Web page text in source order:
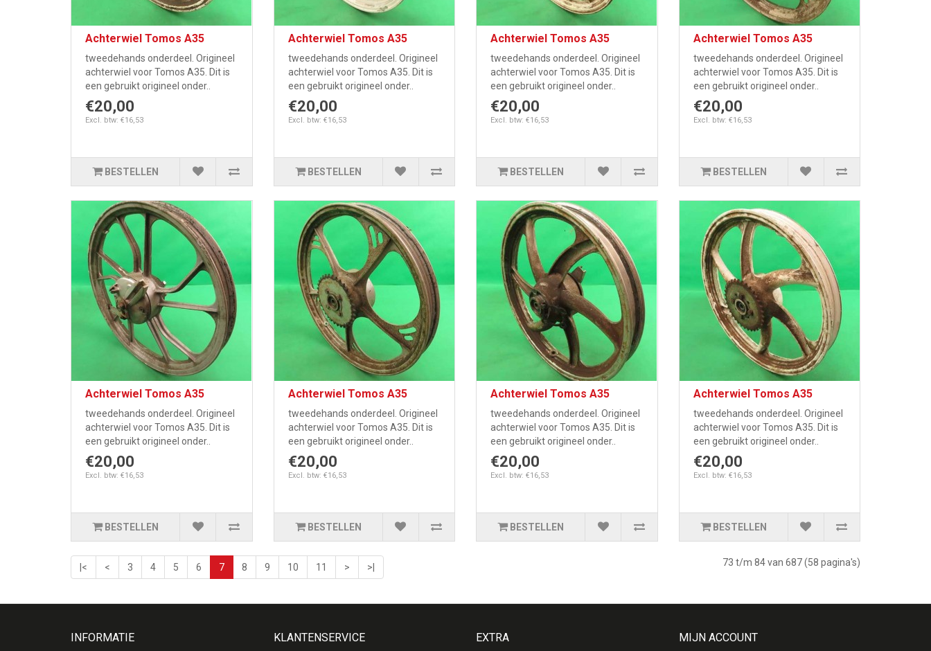
Achterwiel Tomos A35
tweedehands onderdeel. Origineel
achterwiel voor Tomos A35. Dit is
een gebruikt origineel onder..
€20,00
Excl. btw: €16,53
BESTELLEN
Achterwiel Tomos A35
tweedehands onderdeel. Origineel
achterwiel voor Tomos A35. Dit is
een gebruikt origineel onder..
€20,00
Excl. btw: €16,53
BESTELLEN
Achterwiel Tomos A35
tweedehands onderdeel. Origineel
achterwiel voor Tomos A35. Dit is
een gebruikt origineel onder..
€20,00
Excl. btw: €16,53
BESTELLEN
Achterwiel Tomos A35
tweedehands onderdeel. Origineel
achterwiel voor Tomos A35. Dit is
een gebruikt origineel onder..
€20,00
Excl. btw: €16,53
BESTELLEN
Achterwiel Tomos A35
tweedehands onderdeel. Origineel
achterwiel voor Tomos A35. Dit is
een gebruikt origineel onder..
€20,00
Excl. btw: €16,53
BESTELLEN
Achterwiel Tomos A35
tweedehands onderdeel. Origineel
achterwiel voor Tomos A35. Dit is
een gebruikt origineel onder..
€20,00
Excl. btw: €16,53
BESTELLEN
Achterwiel Tomos A35
tweedehands onderdeel. Origineel
achterwiel voor Tomos A35. Dit is
een gebruikt origineel onder..
€20,00
Excl. btw: €16,53
BESTELLEN
Achterwiel Tomos A35
tweedehands onderdeel. Origineel
achterwiel voor Tomos A35. Dit is
een gebruikt origineel onder..
€20,00
Excl. btw: €16,53
BESTELLEN
|< < 3 4 5 6 7 8 9 10 11 > >| 73 t/m 84 van 687 (58 pagina's)
INFORMATIE KLANTENSERVICE EXTRA MIJN ACCOUNT